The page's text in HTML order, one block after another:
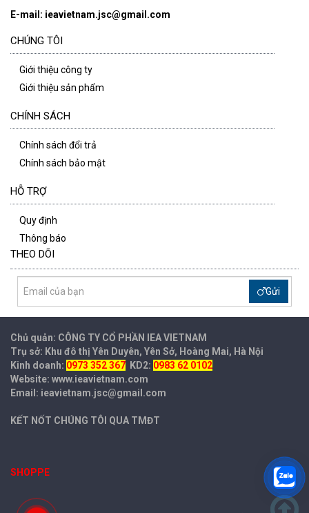
E-mail: ieavietnam.jsc@gmail.com
CHÚNG TÔI
Giới thiệu công ty
Giới thiệu sản phẩm
CHÍNH SÁCH
Chính sách đổi trả
Chính sách bảo mật
HỖ TRỢ
Quy định
Thông báo
THEO DÕI
Gửi
Chủ quản: CÔNG TY CỔ PHẦN IEAVIETNAM
Trụ sở: Khu đô thị Yên Duyên, Yên Sở, Hoàng Mai, Hà Nội
Kinh doanh: 0973 352 367 KD2: 0983 62 0102
Website: www.ieavietnam.com
Email: ieavietnam.jsc@gmail.com
KẾT NỐT CHÚNG TÔI QUA TMĐT
SHOPPE